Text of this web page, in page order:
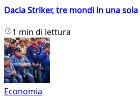
Dacia Striker, tre mondi in una
1 min di lettura
Economia